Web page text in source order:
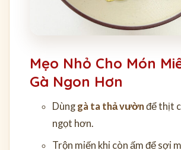
Mẹo Nhỏ Cho Món
Gà Ngon Hơn
Dùng gà ta thả vườnđể thịt
ngọt hơn.
Trộn miến khi còn ấm để sợi